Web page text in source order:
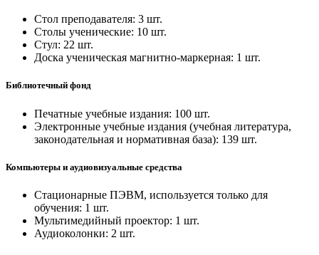
Стол преподавателя: 3 шт.
Столы ученические: 10 шт.
Стул: 22 шт.
Доска ученическая магнитно-маркерная: 1 шт.
Библиотечный фонд
Печатные учебные издания: 100 шт.
Электронные учебные издания (учебная литература,
законодательная и нормативная база): 139 шт.
Компьютеры и аудиовизуальные средства
Стационарные ПЭВМ, используется только для
обучения: 1 шт.
Мультимедийный проектор: 1 шт.
Аудиоколонки: 2 шт.